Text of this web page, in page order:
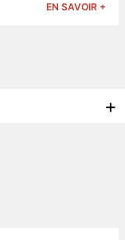
EN SAVOIR +
+